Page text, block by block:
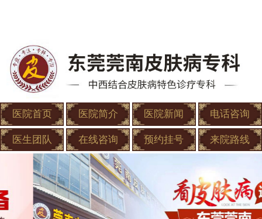
医院首页 医院简介 医院新闻 电话咨询
医生团队 在线咨询 预约挂号 来院路线